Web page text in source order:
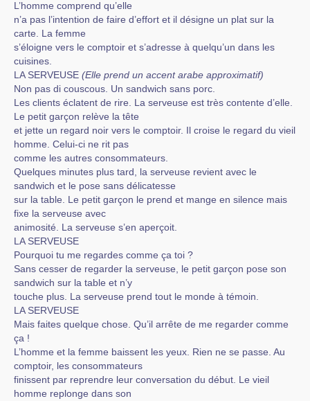
L’homme comprend qu’elle
n’a pas l’intention de faire d’effort et il désigne un plat sur la
carte. La femme
s’éloigne vers le comptoir et s’adresse à quelqu’un dans les
cuisines.
LA SERVEUSE (Elle prend un accent arabe approximatif)
Non pas di couscous. Un sandwich sans porc.
Les clients éclatent de rire. La serveuse est très contente d’elle.
Le petit garçon relève la tête
et jette un regard noir vers le comptoir. Il croise le regard du vieil
homme. Celui-ci ne rit pas
comme les autres consommateurs.
Quelques minutes plus tard, la serveuse revient avec le
sandwich et le pose sans délicatesse
sur la table. Le petit garçon le prend et mange en silence mais
fixe la serveuse avec
animosité. La serveuse s’en aperçoit.
LA SERVEUSE
Pourquoi tu me regardes comme ça toi ?
Sans cesser de regarder la serveuse, le petit garçon pose son
sandwich sur la table et n’y
touche plus. La serveuse prend tout le monde à témoin.
LA SERVEUSE
Mais faites quelque chose. Qu’il arrête de me regarder comme
ça !
L’homme et la femme baissent les yeux. Rien ne se passe. Au
comptoir, les consommateurs
finissent par reprendre leur conversation du début. Le vieil
homme replonge dans son